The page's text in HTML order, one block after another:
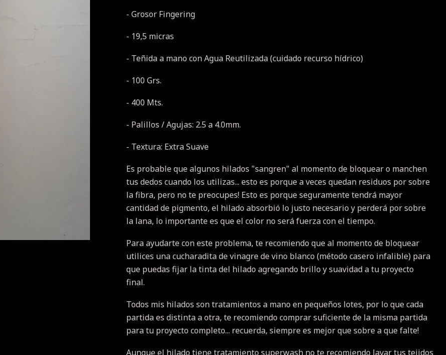
- Grosor Fingering
- 19,5 micras
- Teñida a mano con Agua Reutilizada (cuidado recurso hídrico)
- 100 Grs.
- 400 Mts.
- Palillos / Agujas: 2.5 a 4.0mm.
- Textura: Extra Suave
Es probable que algunos hilados "sangren" al momento de bloquear o manchen
tus dedos cuando los utilizas... esto es porque a veces quedan residuos por sobre
la fibra, pero no te preocupes! Esto es porque seguramente tendrá mayor
cantidad de pigmento, el hilado absorbió lo justo necesario y perderá por sobre
la lana, lo importante es que el color no será fuerza con el tiempo.
Para ayudarte con este problema, te recomiendo que al momento de bloquear
utilices una cucharadita de vinagre de vino blanco (método casero infalible) para
que puedas fijar la tinta del hilado agregando brillo y suavidad a tu proyecto
final.
Todos mis hilados son tratamientos a mano en pequeños lotes, por lo que cada
partida es distinta a otra, te recomiendo comprar suficiente de la misma partida
para tu proyecto completo... recuerda, siempre es mejor que sobre a que falte!
Aunque el hilado tiene tratamiento superwash no te recomiendo lavar tus tejidos